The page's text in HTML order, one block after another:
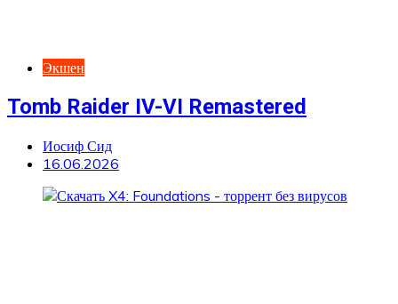
Экшен
Tomb Raider IV-VI Remastered
Иосиф Сид
16.06.2026